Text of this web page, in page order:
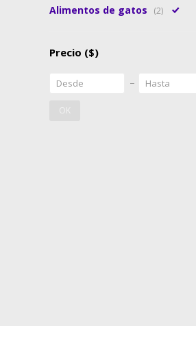
Alimentos de gatos (2)
Precio ($)
OK